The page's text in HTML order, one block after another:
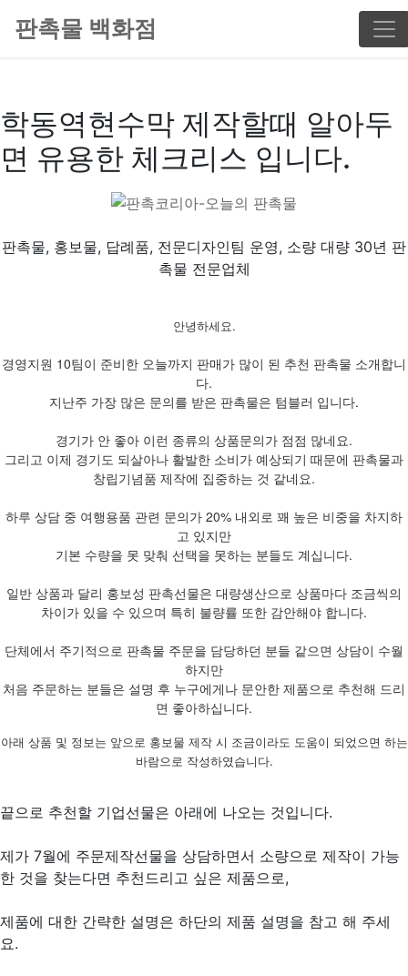
판촉물 백화점
학동역현수막 제작할때 알아두
면 유용한 체크리스 입니다.
판촉물, 홍보물, 답례품, 전문디자인팀 운영, 소량 대량 30년 판
촉물 전문업체
안녕하세요.
경영지원 10팀이 준비한 오늘까지 판매가 많이 된 추천 판촉물 소개합니
다.
지난주 가장 많은 문의를 받은 판촉물은 텀블러 입니다.
경기가 안 좋아 이런 종류의 상품문의가 점점 많네요.
그리고 이제 경기도 되살아나 활발한 소비가 예상되기 때문에 판촉물과
창립기념품 제작에 집중하는 것 같네요.
하루 상담 중 여행용품 관련 문의가 20% 내외로 꽤 높은 비중을 차지하
고 있지만
기본 수량을 못 맞춰 선택을 못하는 분들도 계십니다.
일반 상품과 달리 홍보성 판촉선물은 대량생산으로 상품마다 조금씩의
차이가 있을 수 있으며 특히 불량률 또한 감안해야 합니다.
단체에서 주기적으로 판촉물 주문을 담당하던 분들 같으면 상담이 수월
하지만
처음 주문하는 분들은 설명 후 누구에게나 문안한 제품으로 추천해 드리
면 좋아하십니다.
아래 상품 및 정보는 앞으로 홍보물 제작 시 조금이라도 도움이 되었으면 하는
바람으로 작성하였습니다.
끝으로 추천할 기업선물은 아래에 나오는 것입니다.
제가 7월에 주문제작선물을 상담하면서 소량으로 제작이 가능
한 것을 찾는다면 추천드리고 싶은 제품으로,
제품에 대한 간략한 설명은 하단의 제품 설명을 참고 해 주세
요.